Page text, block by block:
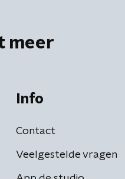
meer
Info
Contact
Veelgestelde vragen